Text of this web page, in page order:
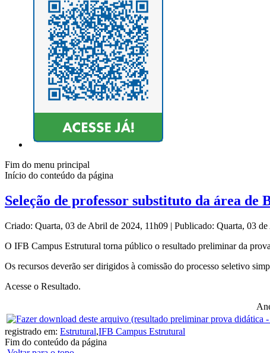
Fim do menu principal
Início do conteúdo da página
Seleção de professor substituto da área
Criado: Quarta, 03 de Abril de 2024, 11h09 | Publicado: Quarta, 03
O IFB Campus Estrutural torna público o resultado preliminar da
Os recursos deverão ser dirigidos à comissão do processo seletivo
Acesse o Resultado.
registrado em: Estrutural,IFB Campus Estrutural
Fim do conteúdo da página